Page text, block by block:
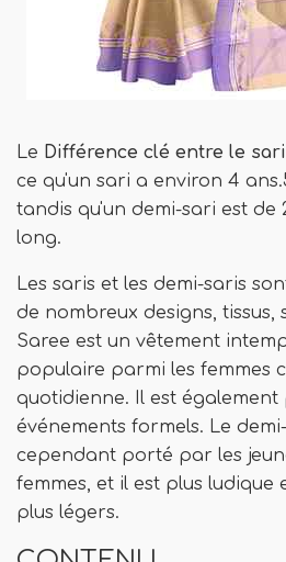
Le Différence clé entre le
ce qu'un sari a environ 4
tandis qu'un demi-sari est de
long.
Les saris et les demi-saris
de nombreux designs, tissus,
Saree est un vêtement
populaire parmi les femmes
quotidienne. Il est
événements formels. Le
cependant porté par les
femmes, et il est plus ludique
plus légers.